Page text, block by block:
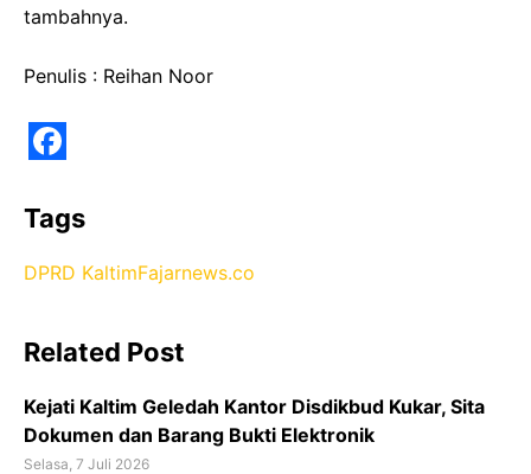
tambahnya.
Penulis : Reihan Noor
a
c
e
o
o
k
Tags
DPRD KaltimFajarnews.co
Related Post
Kejati Kaltim Geledah Kantor Disdikbud Kukar, Sita
Dokumen dan Barang Bukti Elektronik
Selasa, 7 Juli 2026